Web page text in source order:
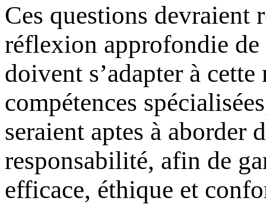
Ces questions devraient
réflexion approfondie de
doivent s’adapter à
compétences
seraient aptes à aborder
responsabilité, afin de
efficace, éthique et